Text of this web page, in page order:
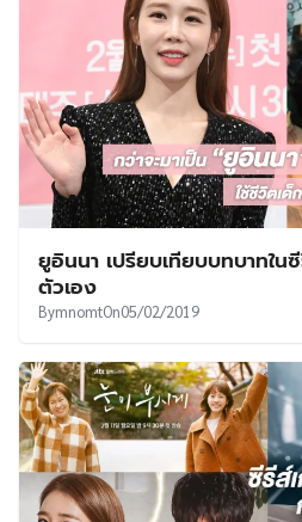
ยูอินนา เปรียบเทียบบทบาทใ
ตัวเอง
BymnomtOn05/02/2019